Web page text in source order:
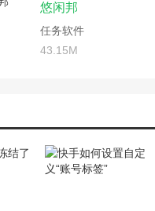
悠闲邦
任务软件
43.15M